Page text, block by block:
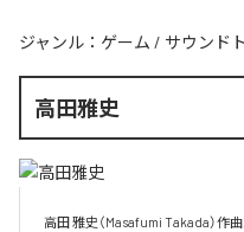
ジャンル： ゲーム / サウンド
高田雅史
高田 雅史（Masafumi Takada）作